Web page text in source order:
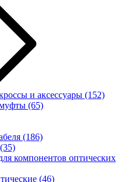
и аксессуары (152)
(65)
(186)
(35)
компонентов оптических
(46)